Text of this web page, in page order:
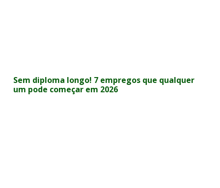
Sem diploma longo! 7 empregos que qualquer
um pode começar em 2026